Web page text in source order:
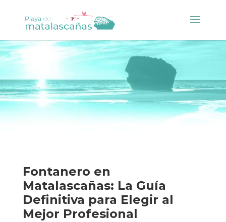
Fontanero en
Matalascañas: La Guía
Definitiva para Elegir al
Mejor Profesional